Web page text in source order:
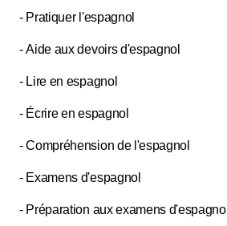
- Pratiquer l'espagnol
- Aide aux devoirs d'espagnol
- Lire en espagnol
- Écrire en espagnol
- Compréhension de l'espagnol
- Examens d'espagnol
- Préparation aux examens d'espagnol